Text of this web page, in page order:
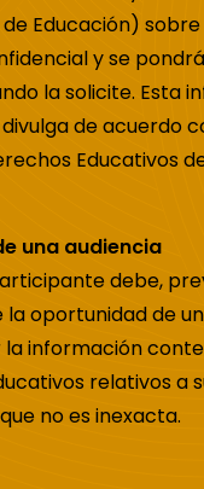
Educación) sobre
y se
la solicite. Esta
de acuerdo
Educativos
una audiencia
debe,
oportunidad de
información
relativos a
no es inexacta.